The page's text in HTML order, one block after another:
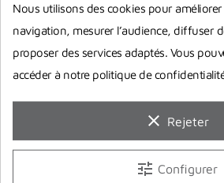
Equipement complet de
Quel matériel choisir
débuter ?
Vous pensez à investir dans votre
équipement complet de plongée
toutes vos interrogations et...
Nous utilisons des cookies pour
navigation, mesurer l’audience, diffuser
proposer des services adaptés. Vous
accéder à notre politique de
clear Rejeter
tune Configurer